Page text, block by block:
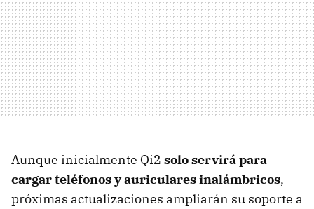
Aunque inicialmente Qi2 solo servirá para
cargar teléfonos y auriculares inalámbricos,
próximas actualizaciones ampliarán su soporte a